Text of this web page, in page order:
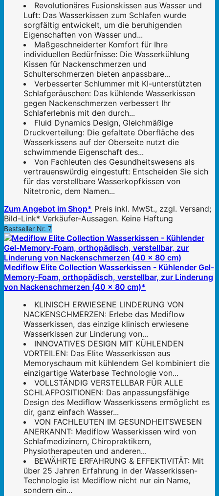
Revolutionäres Fusionskissen aus Wasser und
Luft: Das Wasserkissen zum Schlafen wurde
sorgfältig entwickelt, um die beruhigenden
Eigenschaften von Wasser und...
Maßgeschneiderter Komfort für Ihre
individuellen Bedürfnisse: Die Wasserkühlung
Kissen für Nackenschmerzen und
Schulterschmerzen bieten anpassbare...
Verbesserter Schlummer mit KI-unterstützten
Schlafgeräuschen: Das kühlende Wasserkissen
gegen Nackenschmerzen verbessert Ihr
Schlaferlebnis mit den durch...
Fluid Dynamics Design, Gleichmäßige
Druckverteilung: Die gefaltete Oberfläche des
Wasserkissens auf der Oberseite nutzt die
schwimmende Eigenschaft des...
Von Fachleuten des Gesundheitswesens als
vertrauenswürdig eingestuft: Entscheiden Sie sich
für das verstellbare Wasserkopfkissen von
Nitetronic, dem Namen...
Zum Angebot im Shop* Preis inkl. MwSt., zzgl. Versand;
Bild-Link* Verkäufer-Aussagen. Keine Haftung
Bestseller Nr. 7
Mediflow Elite Collection Wasserkissen - Kühlender Gel-
Memory-Foam, orthopädisch, verstellbar, zur Linderung
von Nackenschmerzen (40 x 80 cm)*
KLINISCH ERWIESENE LINDERUNG VON
NACKENSCHMERZEN: Erlebe das Mediflow
Wasserkissen, das einzige klinisch erwiesene
Wasserkissen zur Linderung von...
INNOVATIVES DESIGN MIT KÜHLENDEN
VORTEILEN: Das Elite Wasserkissen aus
Memoryschaum mit kühlendem Gel kombiniert die
einzigartige Waterbase Technologie von...
VOLLSTÄNDIG VERSTELLBAR FÜR ALLE
SCHLAFPOSITIONEN: Das anpassungsfähige
Design des Mediflow Wasserkissens ermöglicht es
dir, ganz einfach Wasser...
VON FACHLEUTEN IM GESUNDHEITSWESEN
ANERKANNT: Mediflow Wasserkissen wird von
Schlafmedizinern, Chiropraktikern,
Physiotherapeuten und anderen...
BEWÄHRTE ERFAHRUNG & EFFEKTIVITÄT: Mit
über 25 Jahren Erfahrung in der Wasserkissen-
Technologie ist Mediflow nicht nur ein Name,
sondern ein...